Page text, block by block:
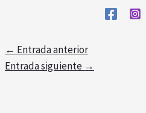
← Entrada anterior
Entrada siguiente →